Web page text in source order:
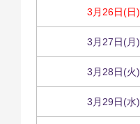
3月26日(日)
3月27日(月)
3月28日(火)
3月29日(水)